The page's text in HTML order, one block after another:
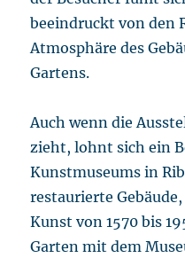
beeindruckt von den
Atmosphäre des
Gartens.
Auch wenn die
zieht, lohnt sich ein
Kunstmuseums in
restaurierte
Kunst von 1570 bis
Garten mit dem